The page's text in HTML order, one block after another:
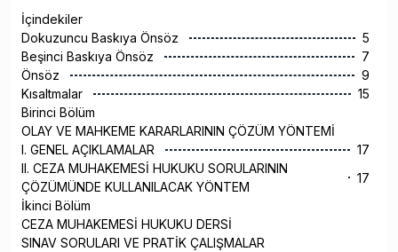
İçindekiler
Dokuzuncu Baskıya Önsöz
5
Beşinci Baskıya Önsöz
7
Önsöz
9
Kısaltmalar
15
Birinci Bölüm
OLAY VE MAHKEME KARARLARININ ÇÖZÜM YÖNTEMİ
I. GENEL AÇIKLAMALAR
17
II. CEZA MUHAKEMESİ HUKUKU SORULARININ
ÇÖZÜMÜNDE KULLANILACAK YÖNTEM
17
İkinci Bölüm
CEZA MUHAKEMESİ HUKUKU DERSİ
SINAV SORULARI VE PRATİK ÇALIŞMALAR